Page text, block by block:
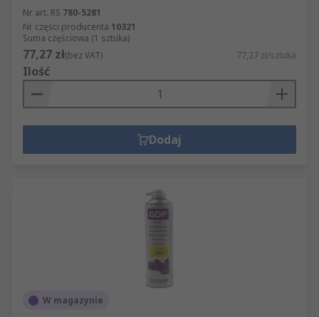
Nr art. RS 780-5281
Nr części producenta 10321
Suma częściowa (1 sztuka)
77,27 zł(bez VAT) 77,27 zł/sztuka
Ilość
Dodaj
W magazynie